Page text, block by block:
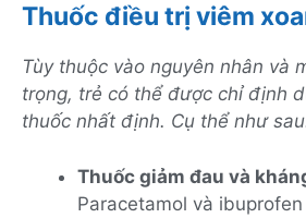
Thuốc điều trị viêm
Tùy thuộc vào nguyên nhân và
trọng, trẻ có thể được chỉ định
thuốc nhất định. Cụ thể như
Thuốc giảm đau và
Paracetamol và